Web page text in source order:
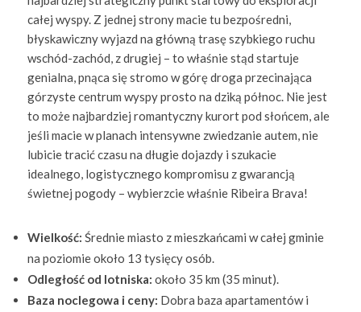
całej wyspy. Z jednej strony macie tu bezpośredni,
błyskawiczny wyjazd na główną trasę szybkiego ruchu
wschód-zachód, z drugiej – to właśnie stąd startuje
genialna, pnąca się stromo w górę droga przecinająca
górzyste centrum wyspy prosto na dziką północ. Nie jest
to może najbardziej romantyczny kurort pod słońcem, ale
jeśli macie w planach intensywne zwiedzanie autem, nie
lubicie tracić czasu na długie dojazdy i szukacie
idealnego, logistycznego kompromisu z gwarancją
świetnej pogody – wybierzcie właśnie Ribeira Brava!
Wielkość: Średnie miasto z mieszkańcami w całej gminie
na poziomie około 13 tysięcy osób.
Odległość od lotniska: około 35 km (35 minut).
Baza noclegowa i ceny: Dobra baza apartamentów i